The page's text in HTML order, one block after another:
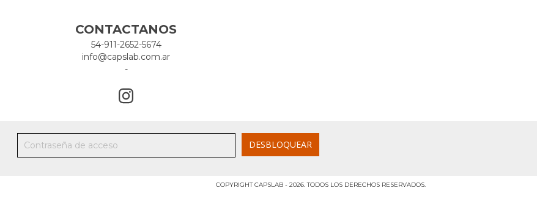
CONTACTANOS
54-911-2652-5674
info@capslab.com.ar
-
COPYRIGHT CAPSLAB - 2026. TODOS LOS DERECHOS RESERVADOS.